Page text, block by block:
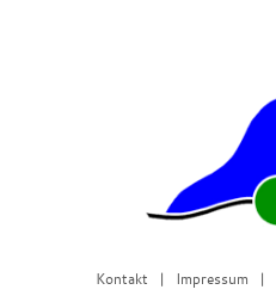
Kontakt | Impressum |